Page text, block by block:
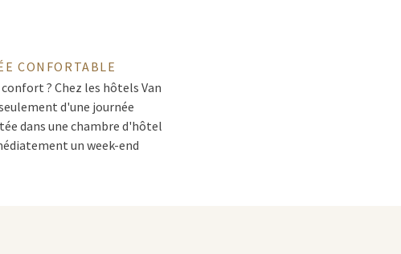
CONFORTABLE
? Chez les hôtels Van
d'une journée
dans une chambre d'hôtel
un week-end